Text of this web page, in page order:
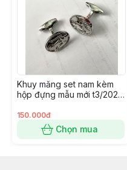
Khuy măng set nam kèm
hộp đựng mẫu mới t3/2024
150.000đ
Chọn mua